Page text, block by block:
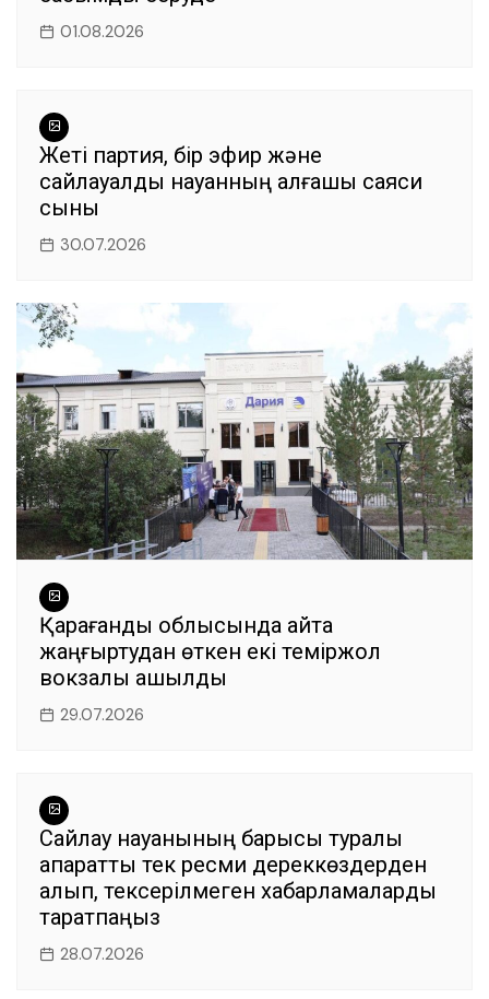
01.08.2026
Жеті партия, бір эфир және
сайлауалды науқанның алғашқы саяси
сыны
30.07.2026
Қарағанды облысында қайта
жаңғыртудан өткен екі теміржол
вокзалы ашылды
29.07.2026
Сайлау науқанының барысы туралы
ақпаратты тек ресми дереккөздерден
алып, тексерілмеген хабарламаларды
таратпаңыз
28.07.2026